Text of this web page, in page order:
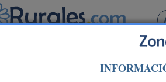
Busca por pueblo